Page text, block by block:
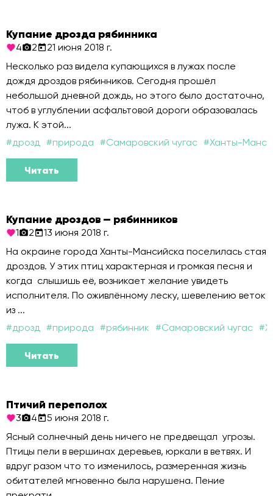
Купание дрозда рябинника
4 2
21 июня 2018 г.
Несколько раз видела купающихся в лужах после
дождя дроздов рябинников. Сегодня прошёл
небольшой дневной дождь, но этого было достаточно,
чтоб в углублении асфальтовой дороги образовалась
лужа. К этой...
#дрозд #природа #Самаровский чугас #Ханты-
Читать
Купание дроздов — рябинников
1 2
13 июня 2018 г.
На окраине города Ханты-Мансийска поселилась стая
дроздов. У этих птиц характерная и громкая песня и
когда слышишь её, возникает желание увидеть
исполнителя. По оживлённому леску, шевелению веток
из ...
#дрозд #природа #рябинник #Самаровский чугас #
Читать
Птичий переполох
3 4
5 июня 2018 г.
Ясный солнечный день ничего не предвещал угрозы.
Птицы пели в вершинах деревьев, юркали в ветвях. И
вдруг разом что то изменилось, размеренная жизнь
обитателей мгновенно была нарушена. Пение